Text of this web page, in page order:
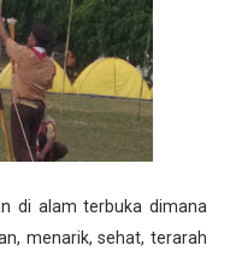
di alam terbuka dimana
menarik, sehat, terarah